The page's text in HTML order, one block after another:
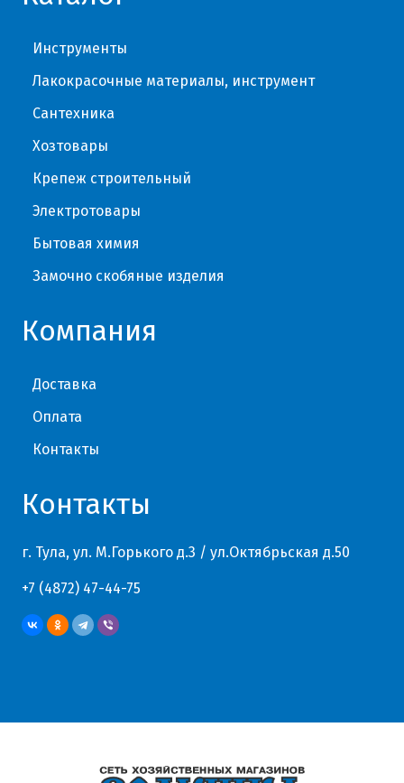
Инструменты
Лакокрасочные материалы, инструмент
Сантехника
Хозтовары
Крепеж строительный
Электротовары
Бытовая химия
Замочно скобяные изделия
Компания
Доставка
Оплата
Контакты
Контакты
г. Тула, ул. М.Горького д.3 / ул.Октябрьская д.50
+7 (4872) 47-44-75